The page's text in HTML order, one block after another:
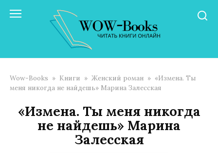
Wow-Books » Книги » Женский роман » «Измена. Ты
меня никогда не найдешь» Марина Залесская
«Измена. Ты меня никогда
не найдешь» Марина
Залесская